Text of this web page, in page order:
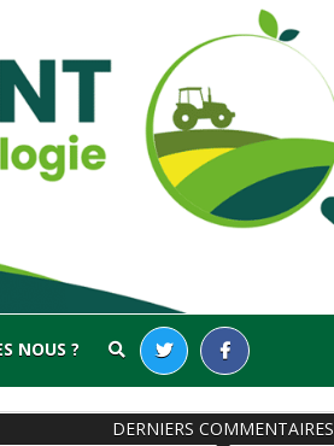
NOUS ?
DERNIERS COMMENTAIRES